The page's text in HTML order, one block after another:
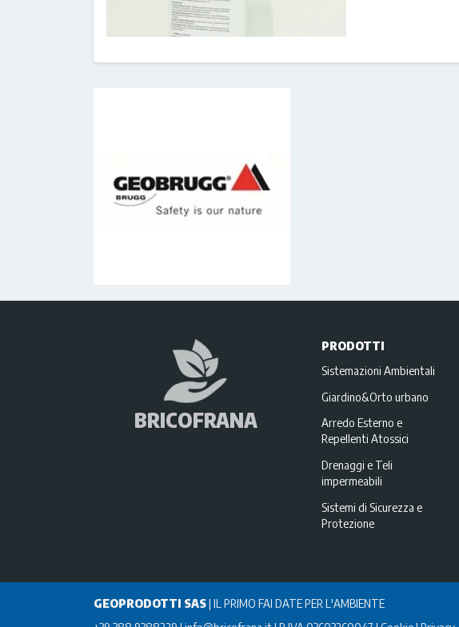
BRICOFRANA
PRODOTTI
Sistemazioni Ambientali
Giardino&Orto urbano
Arredo Esterno e
Repellenti Atossici
Drenaggi e Teli
impermeabili
Sistemi di Sicurezza e
Protezione
GEOPRODOTTI SAS| IL PRIMO FAI DATE PER L'AMBIENTE